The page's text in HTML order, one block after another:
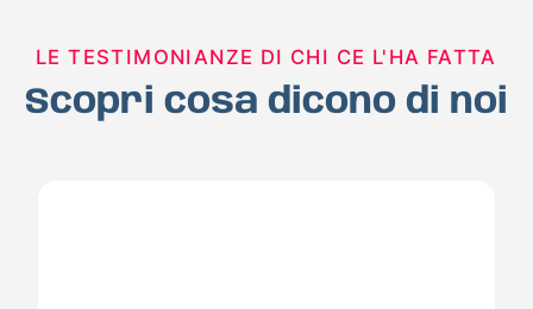
LE TESTIMONIANZE DI CHI CE L'HA FATTA
Scopri cosa dicono di noi